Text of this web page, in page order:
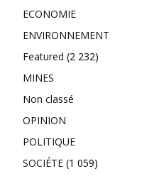
ECONOMIE
ENVIRONNEMENT
Featured (2 232)
MINES
Non classé
OPINION
POLITIQUE
SOCIÉTE (1 059)